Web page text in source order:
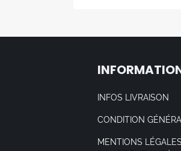
INFOS LIVRAISON
CONDITION
MENTIONS